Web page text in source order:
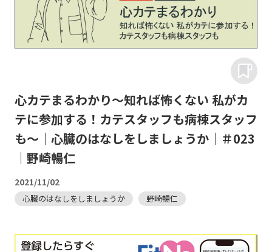
心カテまるわかり～知れば怖くない 私がカ
テに参加する！カテスタッフも病棟スタッフ
も～｜心臓のはなしをしましょうか｜＃023
｜野崎暢仁
2021/11/02
心臓のはなしをしましょうか 野崎暢仁